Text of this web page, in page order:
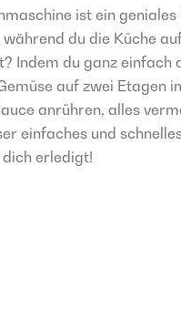
ist ein
du die Küche
Indem du ganz einfach
auf zwei Etagen
anrühren, alles
einfaches und
erledigt!